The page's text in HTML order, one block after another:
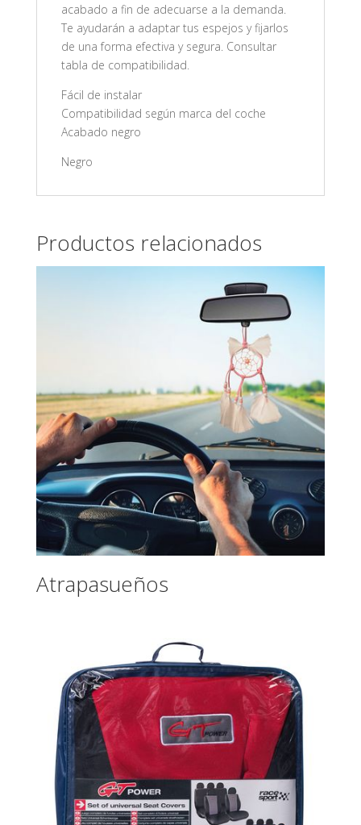
acabado a fin de adecuarse a la demanda.
Te ayudarán a adaptar tus espejos y fijarlos
de una forma efectiva y segura. Consultar
tabla de compatibilidad.
Fácil de instalar
Compatibilidad según marca del coche
Acabado negro
Negro
Productos relacionados
Atrapasueños